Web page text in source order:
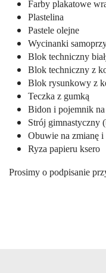
Farby plakatowe
Plastelina
Pastele olejne
Wycinanki
Blok techniczny
Blok techniczny z
Blok rysunkowy z
Teczka z gumką
Bidon i pojemnik
Strój gimnastyczny
Obuwie na zmianę
Ryza papieru ksero
Prosimy o podpisanie